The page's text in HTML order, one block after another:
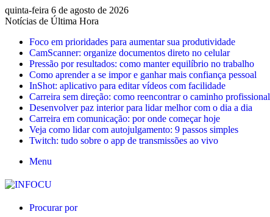
quinta-feira 6 de agosto de 2026
Notícias de Última Hora
Foco em prioridades para aumentar sua produtividade
CamScanner: organize documentos direto no celular
Pressão por resultados: como manter equilíbrio no trabalho
Como aprender a se impor e ganhar mais confiança pessoal
InShot: aplicativo para editar vídeos com facilidade
Carreira sem direção: como reencontrar o caminho profissional
Desenvolver paz interior para lidar melhor com o dia a dia
Carreira em comunicação: por onde começar hoje
Veja como lidar com autojulgamento: 9 passos simples
Twitch: tudo sobre o app de transmissões ao vivo
Menu
Procurar por